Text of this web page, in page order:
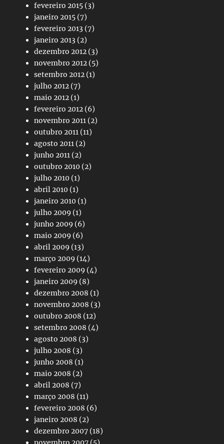
fevereiro 2015 (3)
janeiro 2015 (7)
fevereiro 2013 (7)
janeiro 2013 (2)
dezembro 2012 (3)
novembro 2012 (5)
setembro 2012 (1)
julho 2012 (7)
maio 2012 (1)
fevereiro 2012 (6)
novembro 2011 (2)
outubro 2011 (11)
agosto 2011 (2)
junho 2011 (2)
outubro 2010 (2)
julho 2010 (1)
abril 2010 (1)
janeiro 2010 (1)
julho 2009 (1)
junho 2009 (6)
maio 2009 (6)
abril 2009 (13)
março 2009 (14)
fevereiro 2009 (4)
janeiro 2009 (8)
dezembro 2008 (1)
novembro 2008 (3)
outubro 2008 (12)
setembro 2008 (4)
agosto 2008 (3)
julho 2008 (3)
junho 2008 (1)
maio 2008 (2)
abril 2008 (7)
março 2008 (11)
fevereiro 2008 (6)
janeiro 2008 (2)
dezembro 2007 (18)